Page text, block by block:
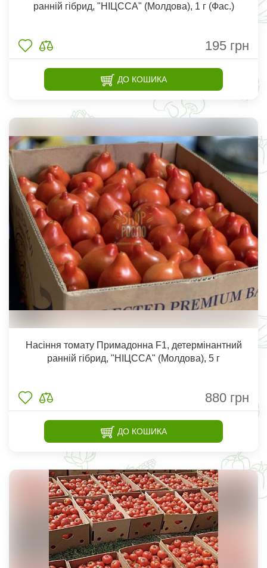
ранній гібрид, "НІЦССА" (Молдова), 1 г (Фас.)
195 грн
ДО КОШИКА
Насіння томату Примадонна F1, детермінантний
ранній гібрид, "НІЦССА" (Молдова), 5 г
880 грн
ДО КОШИКА